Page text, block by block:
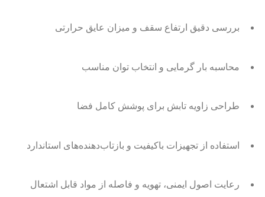
بررسی دقیق ارتفاع سقف و میزان عایق حرارتی
محاسبه بار گرمایی و انتخاب توان مناسب
طراحی زاویه تابش برای پوشش کامل فضا
استفاده از تجهیزات باکیفیت و بازتاب‌دهنده‌های استاندارد
رعایت اصول ایمنی، تهویه و فاصله از مواد قابل اشتعال